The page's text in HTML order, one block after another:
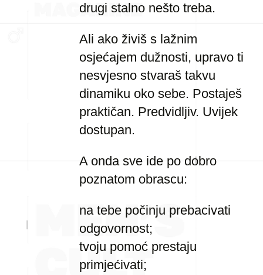
drugi stalno nešto treba.
Ali ako živiš s lažnim
osjećajem dužnosti, upravo ti
nesvjesno stvaraš takvu
dinamiku oko sebe. Postaješ
praktičan. Predvidljiv. Uvijek
dostupan.
A onda sve ide po dobro
poznatom obrascu:
na tebe počinju prebacivati
odgovornost;
tvoju pomoć prestaju
primjećivati;